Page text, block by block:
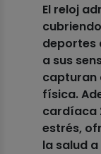
El reloj
deportes
a sus
capturan
física.
cardíaca
estrés,
la salud